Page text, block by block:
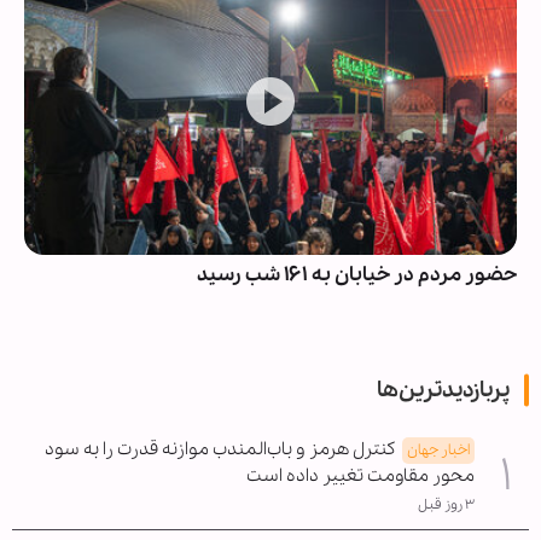
حضور مردم در خیابان به ۱۶۱ شب رسید
پربازدیدترین‌ها
اخبار جهان کنترل هرمز و باب‌المندب موازنه قدرت را به سود
محور مقاومت تغییر داده است
۳ روز قبل